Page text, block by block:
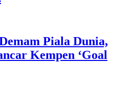
Piala Dunia,
Kempen ‘Goal